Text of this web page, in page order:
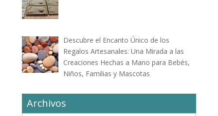
Descubre el Encanto Único de los
Regalos Artesanales: Una Mirada a las
Creaciones Hechas a Mano para Bebés,
Niños, Familias y Mascotas
Archivos